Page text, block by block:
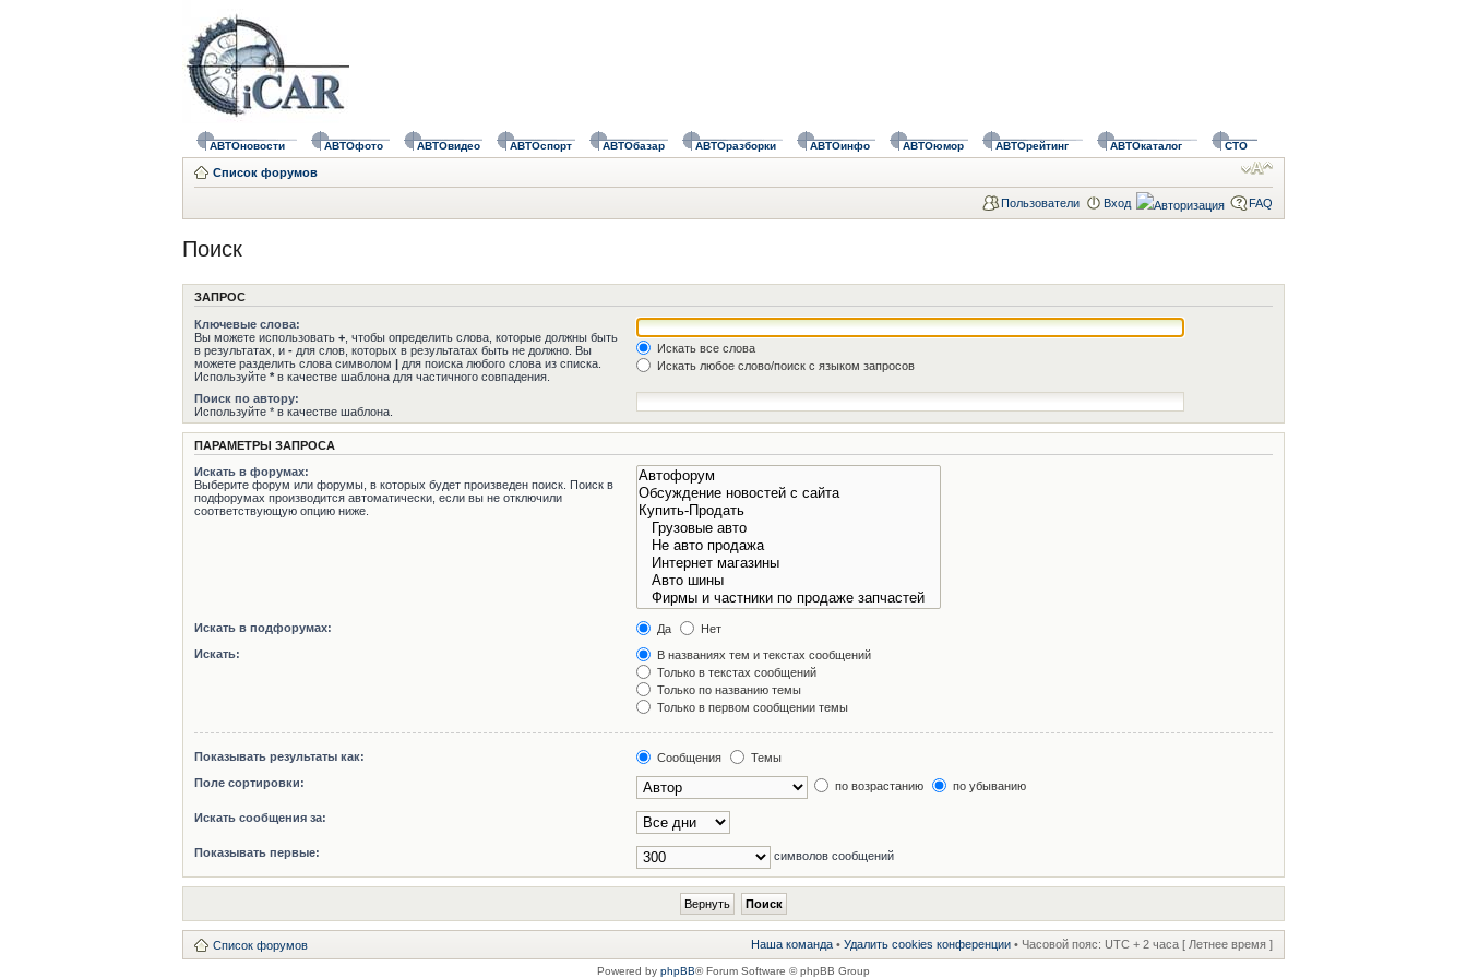
АВТОновости АВТОфото АВТОвидео АВТОспорт АВТОбазар АВТОразборки АВТОинфо АВТОюмор АВТОрейтинг АВТОкаталог СТО
Список форумов
Пользователи Вход FAQ
Поиск
ЗАПРОС
Ключевые слова:
Вы можете использовать + , чтобы определить слова, которые должны быть
в результатах, и - для слов, которых в результатах быть не должно. Вы
можете разделить слова символом | для поиска любого слова из списка.
Используйте * в качестве шаблона для частичного совпадения.
Искать все слова
Искать любое слово/поиск с языком запросов
Поиск по автору:
Используйте * в качестве шаблона.
ПАРАМЕТРЫ ЗАПРОСА
Искать в форумах:
Выберите форум или форумы, в которых будет произведен поиск. Поиск в
подфорумах производится автоматически, если вы не отключили
соответствующую опцию ниже.
Искать в подфорумах: Да
Нет
Искать:
В названиях тем и текстах сообщений
Только в текстах сообщений
Только по названию темы
Только в первом сообщении темы
Показывать результаты как: Сообщения
Темы
Поле сортировки:
по возрастанию по убыванию
Искать сообщения за:
Показывать первые: символов сообщений
Список форумов Наша команда • Удалить cookies конференции • Часовой пояс: UTC + 2 часа [ Летнее время ]
Powered by phpBB® Forum Software © phpBB Group